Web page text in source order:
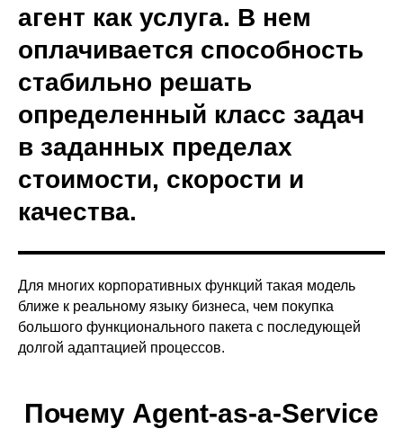
агент как услуга. В нем
оплачивается способность
стабильно решать
определенный класс задач
в заданных пределах
стоимости, скорости и
качества.
Для многих корпоративных функций такая модель
ближе к реальному языку бизнеса, чем покупка
большого функционального пакета с последующей
долгой адаптацией процессов.
Почему Agent-as-a-Service